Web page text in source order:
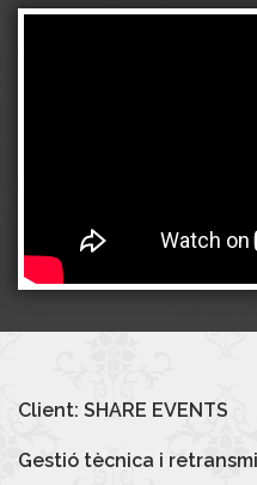
Client: SHARE EVENTS
Gestió tècnica i